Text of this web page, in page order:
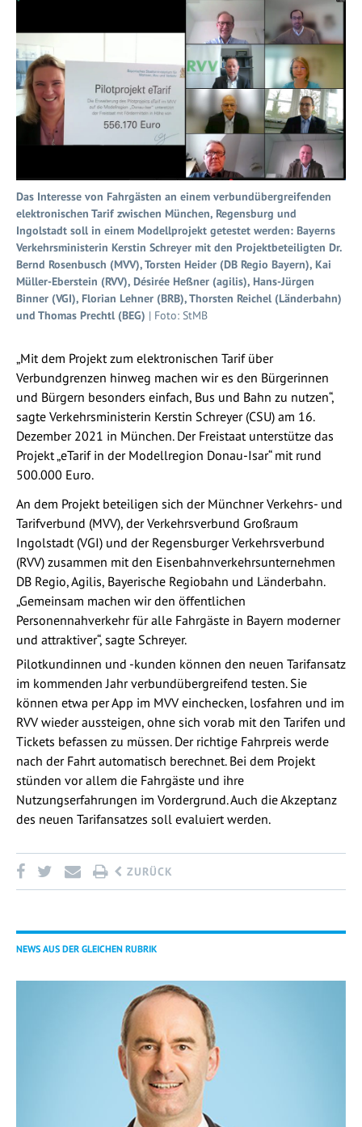
Das Interesse von Fahrgästen an einem verbundübergreifenden
elektronischen Tarif zwischen München, Regensburg und
Ingolstadt soll in einem Modellprojekt getestet werden: Bayerns
Verkehrsministerin Kerstin Schreyer mit den Projektbeteiligten Dr.
Bernd Rosenbusch (MVV), Torsten Heider (DB Regio Bayern), Kai
Müller-Eberstein (RVV), Désirée Heßner (agilis), Hans-Jürgen
Binner (VGI), Florian Lehner (BRB), Thorsten Reichel (Länderbahn)
und Thomas Prechtl (BEG) | Foto: StMB
„Mit dem Projekt zum elektronischen Tarif über
Verbundgrenzen hinweg machen wir es den Bürgerinnen
und Bürgern besonders einfach, Bus und Bahn zu nutzen“,
sagte Verkehrsministerin Kerstin Schreyer (CSU) am 16.
Dezember 2021 in München. Der Freistaat unterstütze das
Projekt „eTarif in der Modellregion Donau-Isar“ mit rund
500.000 Euro.
An dem Projekt beteiligen sich der Münchner Verkehrs- und
Tarifverbund (MVV), der Verkehrsverbund Großraum
Ingolstadt (VGI) und der Regensburger Verkehrsverbund
(RVV) zusammen mit den Eisenbahnverkehrsunternehmen
DB Regio, Agilis, Bayerische Regiobahn und Länderbahn.
„Gemeinsam machen wir den öffentlichen
Personennahverkehr für alle Fahrgäste in Bayern moderner
und attraktiver“, sagte Schreyer.
Pilotkundinnen und -kunden können den neuen Tarifansatz
im kommenden Jahr verbundübergreifend testen. Sie
können etwa per App im MVV einchecken, losfahren und im
RVV wieder aussteigen, ohne sich vorab mit den Tarifen und
Tickets befassen zu müssen. Der richtige Fahrpreis werde
nach der Fahrt automatisch berechnet. Bei dem Projekt
stünden vor allem die Fahrgäste und ihre
Nutzungserfahrungen im Vordergrund. Auch die Akzeptanz
des neuen Tarifansatzes soll evaluiert werden.
ZURÜCK
NEWS AUS DER GLEICHEN RUBRIK